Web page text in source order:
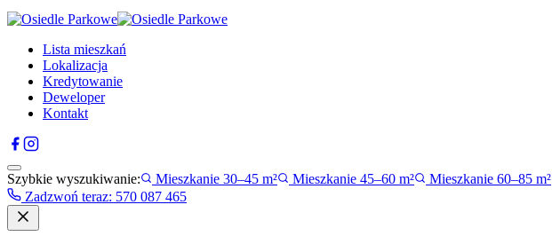
Lista mieszkań
Lokalizacja
Kredytowanie
Deweloper
Kontakt
Szybkie wyszukiwanie: Mieszkanie 30–45 m² Mieszkanie 45–60 m²
Mieszkanie 60–85 m²
Zadzwoń teraz: 570 087 465